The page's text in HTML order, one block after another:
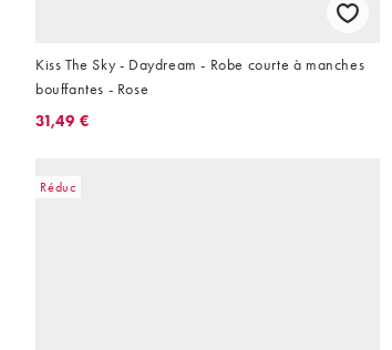
Kiss The Sky - Daydream - Robe courte à manches
bouffantes - Rose
31,49 €
Réduc